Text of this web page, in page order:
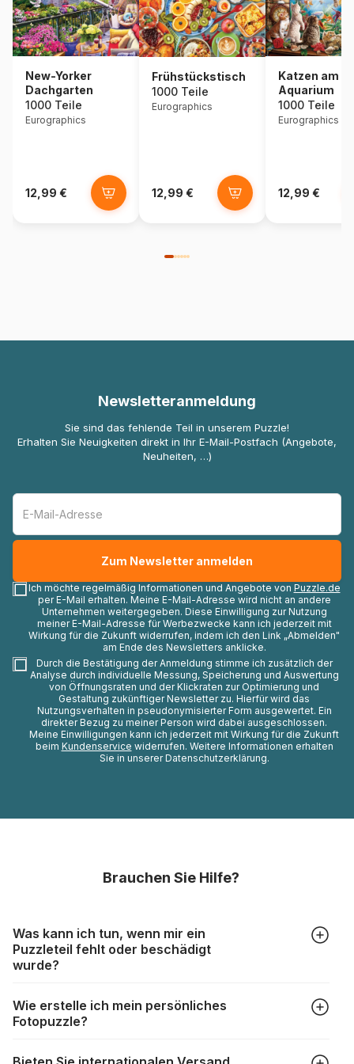
New-Yorker
Dachgarten
1000 Teile
Eurographics
12,99 €
Frühstückstisch
1000 Teile
Eurographics
12,99 €
Katzen am
Aquarium
1000 Teile
Eurographics
12,99 €
Newsletteranmeldung
Sie sind das fehlende Teil in unserem Puzzle!
Erhalten Sie Neuigkeiten direkt in Ihr E-Mail-Postfach (Angebote,
Neuheiten, …)
Ich möchte regelmäßig Informationen und Angebote von Puzzle.de
per E-Mail erhalten. Meine E-Mail-Adresse wird nicht an andere
Unternehmen weitergegeben. Diese Einwilligung zur Nutzung
meiner E-Mail-Adresse für Werbezwecke kann ich jederzeit mit
Wirkung für die Zukunft widerrufen, indem ich den Link „Abmelden"
am Ende des Newsletters anklicke.
Durch die Bestätigung der Anmeldung stimme ich zusätzlich der
Analyse durch individuelle Messung, Speicherung und Auswertung
von Öffnungsraten und der Klickraten zur Optimierung und
Gestaltung zukünftiger Newsletter zu. Hierfür wird das
Nutzungsverhalten in pseudonymisierter Form ausgewertet. Ein
direkter Bezug zu meiner Person wird dabei ausgeschlossen.
Meine Einwilligungen kann ich jederzeit mit Wirkung für die Zukunft
beim Kundenservice widerrufen. Weitere Informationen erhalten
Sie in unserer Datenschutzerklärung.
Brauchen Sie Hilfe?
Was kann ich tun, wenn mir ein
Puzzleteil fehlt oder beschädigt
wurde?
aber trotzdem kann es vorkommen, dass Teile beschädigt
werden oder verloren gehen. Mit solchen Fällen gehen
https://www.puzzle.de/puzzleteile-fehlen.html
Wie erstelle ich mein persönliches
Fotopuzzle?